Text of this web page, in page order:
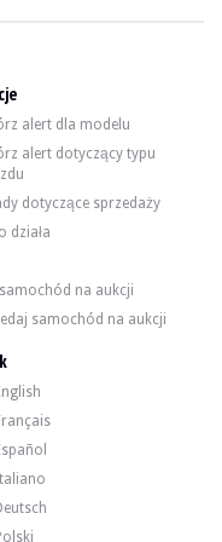
ze Zjednoczonych
jest w dobrym stanie. Białe
w dobrym stanie. Brązowa
alert dla modelu
alert dotyczący typu
dotyczące sprzedaży
działa
na aukcji
samochód na aukcji